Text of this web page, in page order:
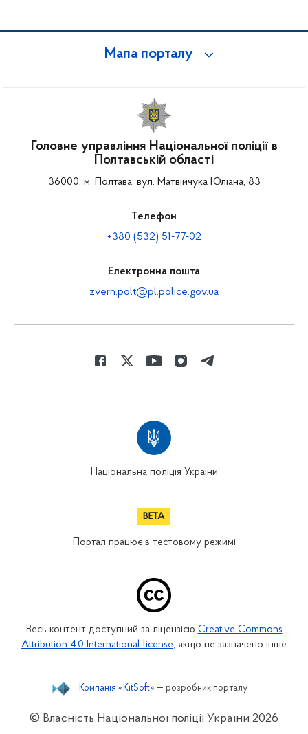
Мапа порталу
Головне управління Національної поліції в
Полтавській області
36000, м. Полтава, вул. Матвійчука Юліана, 83
Телефон
+380 (532) 51-77-02
Електронна пошта
zvern.polt@pl.police.gov.ua
Національна поліція України
Портал працює в тестовому режимі
Весь контент доступний за ліцензією Creative Commons
Attribution 4.0 International license, якщо не зазначено інше
© Власність Національної поліції України 2026
Компанія «KitSoft» — розробник порталу